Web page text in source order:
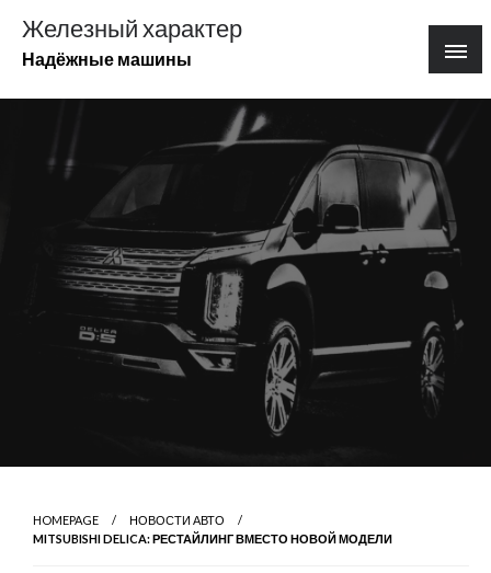
содержимому
Железный характер
Надёжные машины
HOMEPAGE
НОВОСТИ АВТО
MITSUBISHI DELICA: РЕСТАЙЛИНГ ВМЕСТО НОВОЙ МОДЕЛИ